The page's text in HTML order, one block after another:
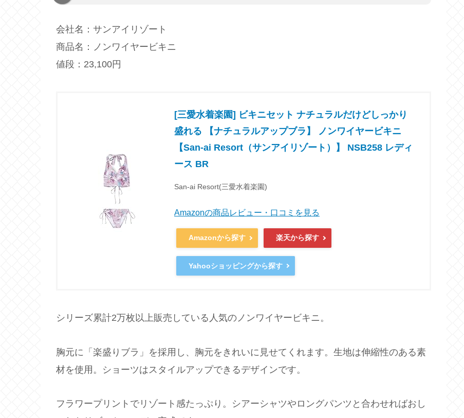
会社名：サンアイリゾート
商品名：ノンワイヤービキニ
値段：23,100円
[三愛水着楽園] ビキニセット ナチュラルだけどしっかり
盛れる 【ナチュラルアップブラ】 ノンワイヤービキニ
【San-ai Resort（サンアイリゾート）】 NSB258 レディ
ース BR
San-ai Resort(三愛水着楽園)
Amazonの商品レビュー・口コミを見る
Amazonから探す 楽天から探す
Yahooショッピングから探す
シリーズ累計2万枚以上販売している人気のノンワイヤービキニ。
胸元に「楽盛りブラ」を採用し、胸元をきれいに見せてくれます。生地は伸縮性のある素
材を使用。ショーツはスタイルアップできるデザインです。
フラワープリントでリゾート感たっぷり。シアーシャツやロングパンツと合わせればおし